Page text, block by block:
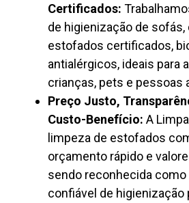
Certificados:
de higienização de sofás,
estofados certificados,
antialérgicos, ideais para
crianças, pets e pessoas
Preço Justo,
Custo-Benefício: A
limpeza de estofados
orçamento rápido e
sendo reconhecida
confiável de higienização